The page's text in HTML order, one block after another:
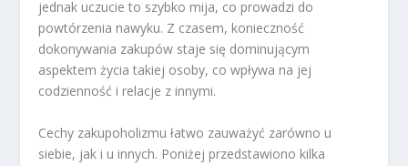
jednak uczucie to szybko mija, co prowadzi do
powtórzenia nawyku. Z czasem, konieczność
dokonywania zakupów staje się dominującym
aspektem życia takiej osoby, co wpływa na jej
codzienność i relacje z innymi.
Cechy zakupoholizmu łatwo zauważyć zarówno u
siebie, jak i u innych. Poniżej przedstawiono kilka